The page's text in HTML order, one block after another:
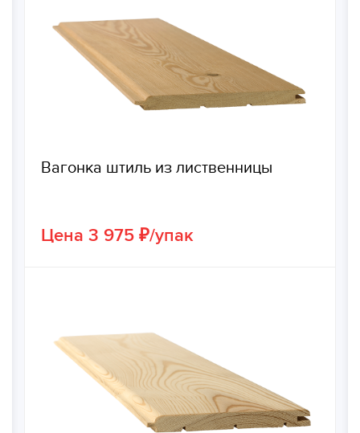
Вагонка штиль из лиственницы
Цена 3 975 ₽/упак